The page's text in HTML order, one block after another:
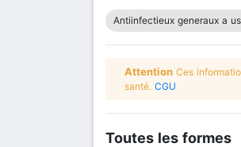
Antiinfectieux generaux a
Attention Ces
santé. CGU
Toutes les formes